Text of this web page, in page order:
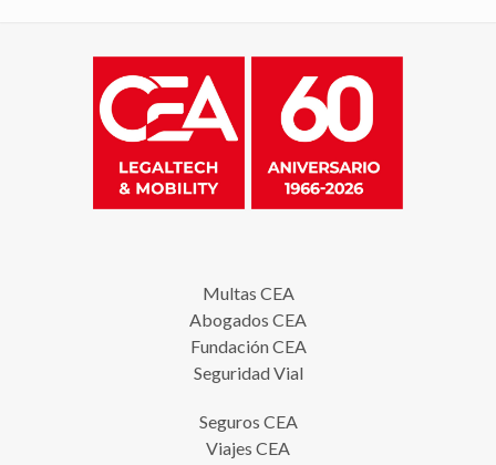
Multas CEA
Abogados CEA
Fundación CEA
Seguridad Vial
Seguros CEA
Viajes CEA